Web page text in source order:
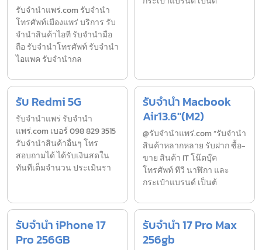
รับจํานําแพร่.com รับจำนำ
โทรศัพท์เมืองแพร่ บริการ รับ
จำนำสินค้าไอที รับจำนำมือ
ถือ รับจำนำโทรศัพท์ รับจำนำ
ไอแพค รับจำนำกล
รับ Redmi 5G
รับจํานำแพร่ รับจํานํา
แพร่.com เบอร์ 098 829 3515
รับจำนำสินค้าอื่นๆ โทร
สอบถามได้ ได้รับเงินสดใน
ทันทีเต็มจำนวน ประเมินรา
รับจำนำ Macbook
Air13.6″(M2)
@รับจำนำแพร่.com “รับจำนำ
สินค้าหลากหลาย รับฝาก ซื้อ-
ขาย สินค้า IT โน๊ตบุ๊ค
โทรศัพท์ ทีวี นาฬิกา และ
กระเป๋าแบรนด์ เป็นต้
รับจำนำ iPhone 17
Pro 256GB
รับจำนำ 17 Pro Max
256gb